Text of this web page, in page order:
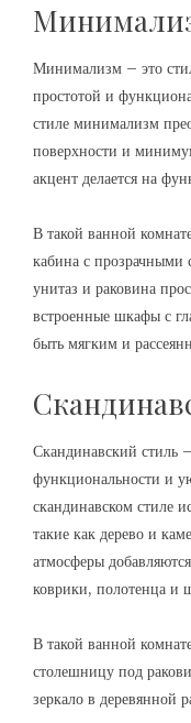
Минимализм – это
простотой и
стиле минимализм
поверхности и
акцент делается на
В такой ванной
кабина с прозрачными
унитаз и раковина
встроенные шкафы с
быть мягким и
Скандинавский стиль
функциональности и
скандинавском стиле
такие как дерево и
атмосферы
коврики, полотенца и
В такой ванной
столешницу под
зеркало в деревянной